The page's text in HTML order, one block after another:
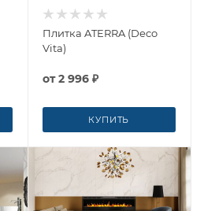
Плитка ATERRA (Deco
Vita)
от2 996 ₽
КУПИТЬ